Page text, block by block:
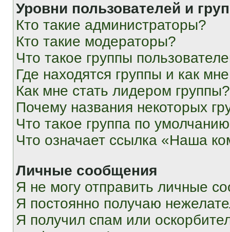
Уровни пользователей и
Кто такие администраторы?
Кто такие модераторы?
Что такое группы
Где находятся группы и как
Как мне стать лидером группы?
Почему названия некоторых
Что такое группа по
Что означает ссылка «Наша
Личные сообщения
Я не могу отправить личные
Я постоянно получаю
Я получил спам или